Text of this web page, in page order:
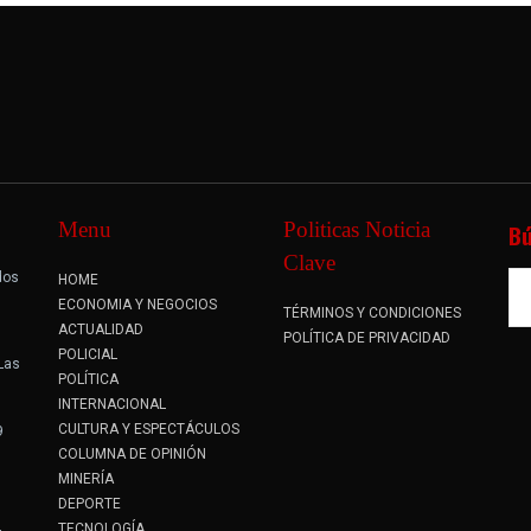
Menu
HOME
ECONOMIA Y NEGOCIOS
ACTUALIDAD
POLICIAL
POLÍTICA
INTERNACIONAL
CULTURA Y ESPECTÁCULOS
COLUMNA DE OPINIÓN
MINERÍA
DEPORTE
Politicas Noticia
Clave
TÉRMINOS Y CONDICIONES
POLÍTICA DE PRIVACIDAD